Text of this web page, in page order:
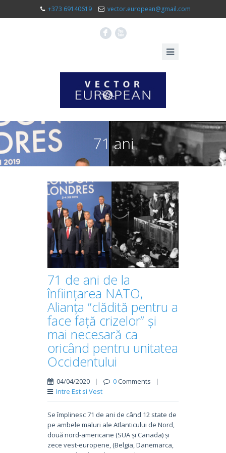
+373 69140619 vector.european@gmail.com
F X
71 ani
71 de ani de la
înființarea NATO,
Alianța ”clădită pentru a
face față crizelor” și
mai necesară ca
oricând pentru unitatea
Occidentului
04/04/2020 | 0Comments
|
Intre Est si Vest
Se împlinesc 71 de ani de când 12 state de
pe ambele maluri ale Atlanticului de Nord,
două nord-americane (SUA și Canada) și
zece vest-europene, (Belgia, Danemarca,